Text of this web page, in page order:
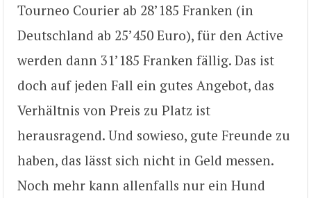
Tourneo Courier ab 28’185 Franken (in
Deutschland ab 25’450 Euro), für den Active
werden dann 31’185 Franken fällig. Das ist
doch auf jeden Fall ein gutes Angebot, das
Verhältnis von Preis zu Platz ist
herausragend. Und sowieso, gute Freunde zu
haben, das lässt sich nicht in Geld messen.
Noch mehr kann allenfalls nur ein Hund